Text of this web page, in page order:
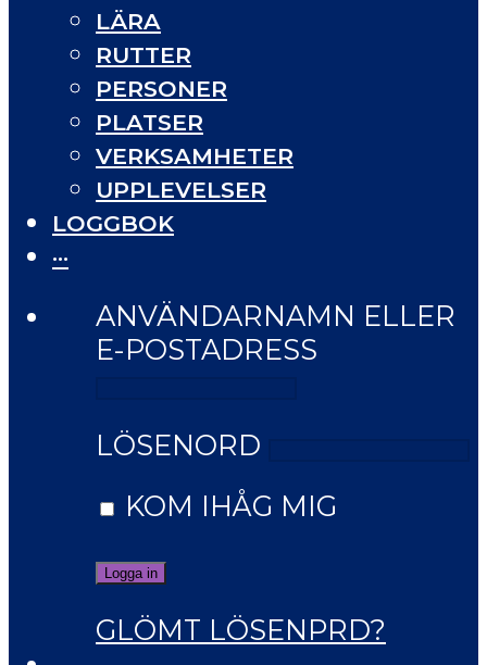
LÄRA
RUTTER
PERSONER
PLATSER
VERKSAMHETER
UPPLEVELSER
LOGGBOK
···
ANVÄNDARNAMN ELLER
E-POSTADRESS
LÖSENORD
KOM IHÅG MIG
GLÖMT LÖSENPRD?